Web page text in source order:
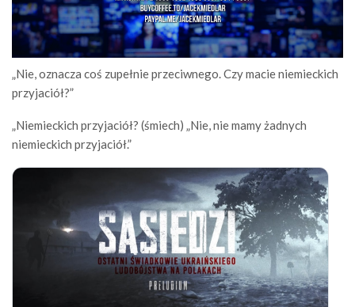
„Nie, oznacza coś zupełnie przeciwnego. Czy macie niemieckich
przyjaciół?”
„Niemieckich przyjaciół? (śmiech) „Nie, nie mamy żadnych
niemieckich przyjaciół.”